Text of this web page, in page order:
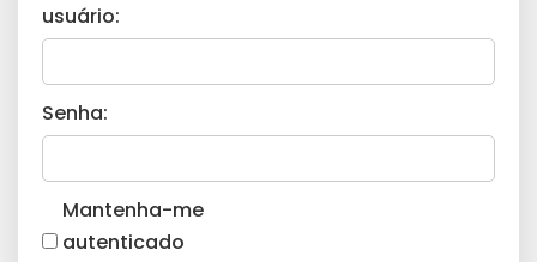
usuário:
Senha:
Mantenha-me
autenticado